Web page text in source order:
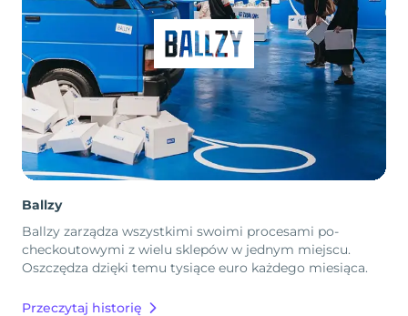
Ballzy
Ballzy zarządza wszystkimi swoimi procesami po-
checkoutowymi z wielu sklepów w jednym miejscu.
Oszczędza dzięki temu tysiące euro każdego miesiąca.
Przeczytaj historię